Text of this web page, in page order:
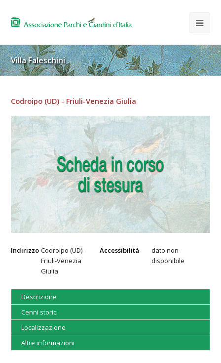
Villa Faleschini
Codroipo (UD) - Friuli-Venezia Giulia
Indirizzo Codroipo (UD) -
Friuli-Venezia
Giulia
Accessibilità
dato non
disponibile
Descrizione
Cenni storici
Localizzazione
Altre informazioni